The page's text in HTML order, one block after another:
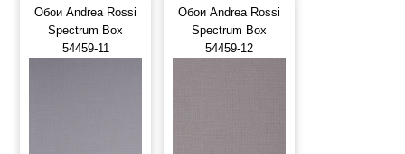
Обои Andrea Rossi
Spectrum Box
54459-11
Обои Andrea Rossi
Spectrum Box
54459-12